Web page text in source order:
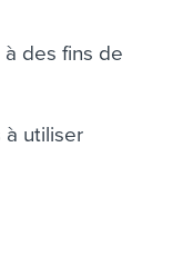
des fins de
à utiliser